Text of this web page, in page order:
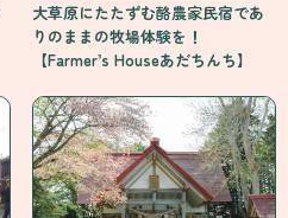
大草原にたたずむ酪農家民宿であ
りのままの牧場体験を！
【Farmer’s Houseあだちんち】